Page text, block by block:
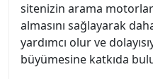
sitenizin arama
almasını sağlayarak
yardımcı olur ve
büyümesine katkıda